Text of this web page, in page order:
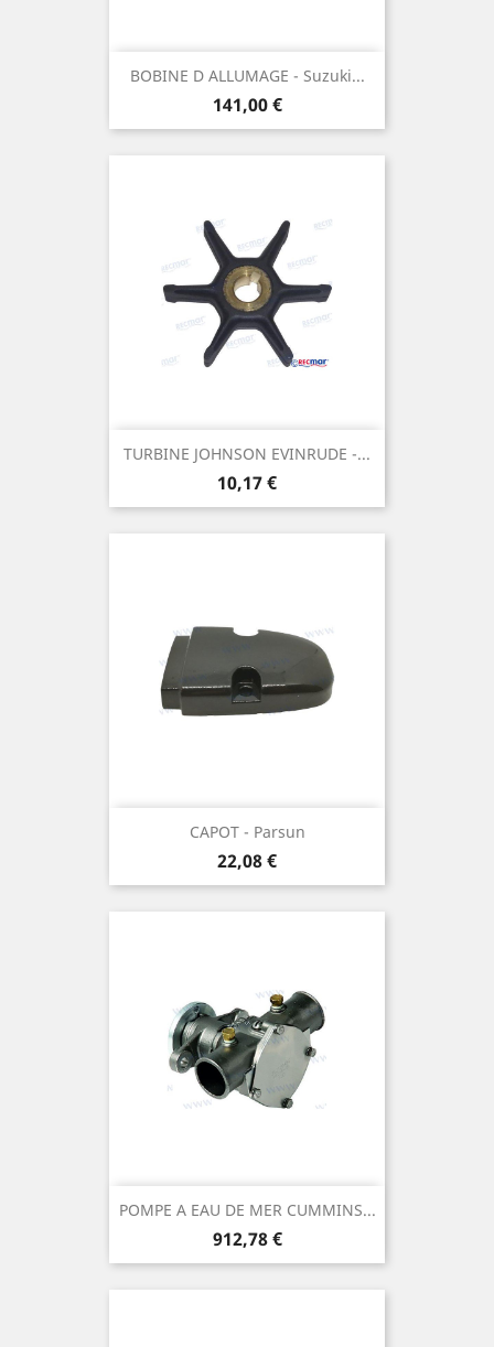
BOBINE D ALLUMAGE - Suzuki...
Prix
141,00 €
TURBINE JOHNSON EVINRUDE -...
Prix
10,17 €
CAPOT - Parsun
Prix
22,08 €
POMPE A EAU DE MER CUMMINS...
Prix
912,78 €